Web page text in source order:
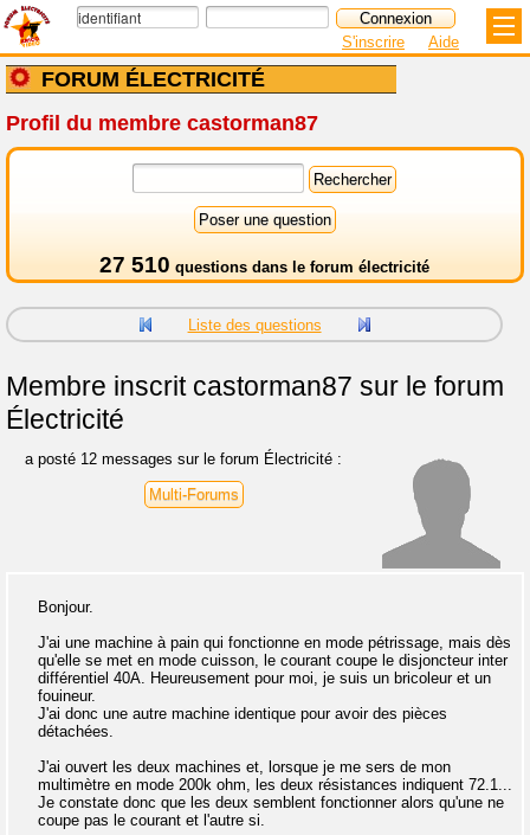
FORUM ÉLECTRICITÉ
S'inscrire Aide
Profil du membre castorman87
27 510 questions dans le forum électricité
Liste des questions
Membre inscritcastorman87 sur le forum
Électricité
a posté 12 messages sur le forum Électricité :
Multi-Forums
Bonjour.
J'ai une machine à pain qui fonctionne en mode pétrissage, mais dès
qu'elle se met en mode cuisson, le courant coupe le disjoncteur inter
différentiel 40A. Heureusement pour moi, je suis un bricoleur et un
fouineur.
J'ai donc une autre machine identique pour avoir des pièces
détachées.
J'ai ouvert les deux machines et, lorsque je me sers de mon
multimètre en mode 200k ohm, les deux résistances indiquent 72.1...
Je constate donc que les deux semblent fonctionner alors qu'une ne
coupe pas le courant et l'autre si.